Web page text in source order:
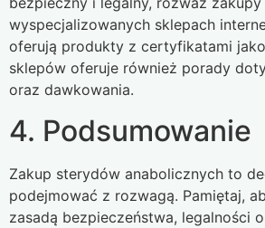
wyspecjalizowanych sklepach
oferują produkty z certyfikatami
sklepów oferuje również porady
oraz dawkowania.
4. Podsumowanie
Zakup sterydów anabolicznych to
podejmować z rozwagą. Pamiętaj,
zasadą bezpieczeństwa, legalności